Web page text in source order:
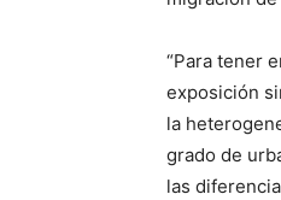
“Para tener
exposición
la
grado de
las